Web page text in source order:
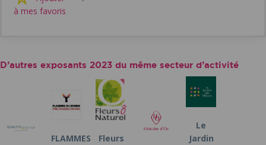
à mes favoris
D’autres exposants 2023 du même secteur d’activité
FLAMMES
Fleurs
Le
Jardin